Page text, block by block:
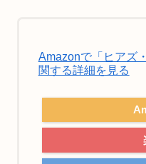
Amazonで「ヒアズ
関する詳細を見る